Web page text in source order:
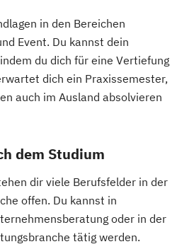
in den Bereichen
Event. Du kannst dein
du dich für eine Vertiefung
dich ein Praxissemester,
auch im Ausland absolvieren
dem Studium
dir viele Berufsfelder in der
offen. Du kannst in
oder in der
tätig werden.